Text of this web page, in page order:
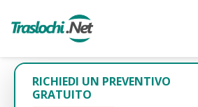
RICHIEDI UN PREVENTIVO
GRATUITO